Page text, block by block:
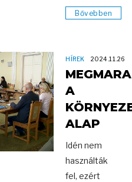
Bővebben
HÍREK 2024.11.26
A
ALAP
Idén nem
használták
fel, ezért